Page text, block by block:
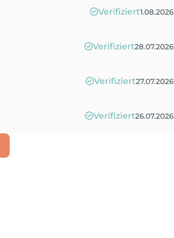
Verifiziert1.08.2026
Verifiziert28.07.2026
Verifiziert27.07.2026
Verifiziert26.07.2026